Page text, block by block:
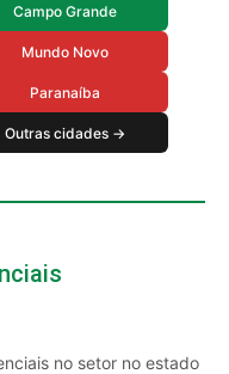
Campo Grande
Mundo Novo
Paranaíba
Outras cidades →
no setor no estado